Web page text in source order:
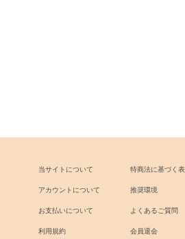
当サイトについて
アカウントについて
お支払いについて
利用規約
特商法に基づく
推奨環境
よくあるご質問
会員退会